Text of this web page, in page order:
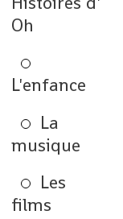
Oh
L'enfance
La
musique
Les
films